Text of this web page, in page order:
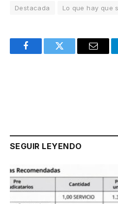
Destacada Lo que hay que
FacebookTwitter Email
SEGUIR LEYENDO